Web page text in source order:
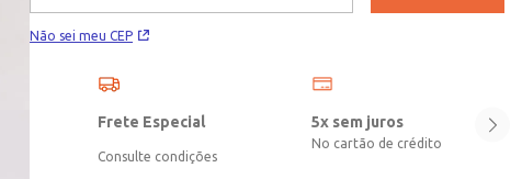
Não sei meu CEP
Frete Especial
Consulte condições
5x sem juros
No cartão de crédito